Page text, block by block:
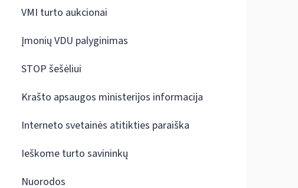
VMI turto aukcionai
Įmonių VDU palyginimas
STOP šešėliui
Krašto apsaugos ministerijos informacija
Interneto svetainės atitikties paraiška
Ieškome turto savininkų
Nuorodos